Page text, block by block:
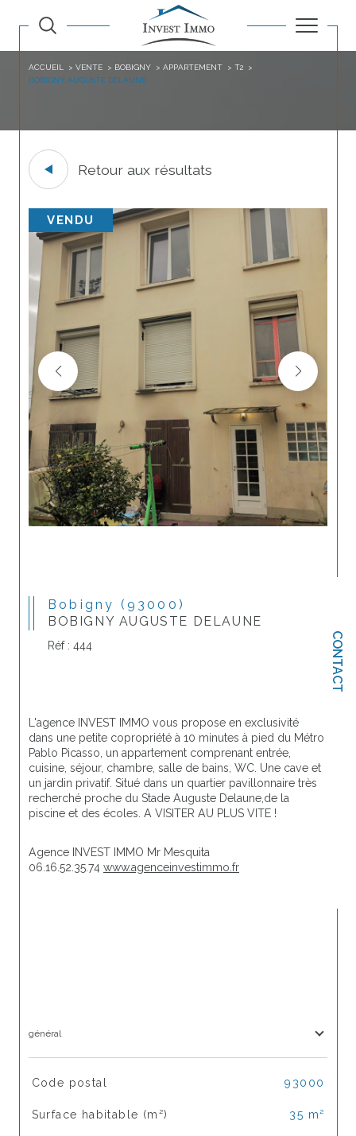
CONTACT
ACCUEIL VENTE BOBIGNY APPARTEMENT
T2
BOBIGNY AUGUSTE DELAUNE
Retour aux résultats
VENDU
Bobigny (93000)
BOBIGNY AUGUSTE DELAUNE
Réf : 444
L'agence INVEST IMMO vous propose en exclusivité
dans une petite copropriété à 10 minutes à pied du Métro
Pablo Picasso, un appartement comprenant entrée,
cuisine, séjour, chambre, salle de bains, WC. Une cave et
un jardin privatif. Situé dans un quartier pavillonnaire très
recherché proche du Stade Auguste Delaune,de la
piscine et des écoles. A VISITER AU PLUS VITE !
Agence INVEST IMMO Mr Mesquita
06.16.52.35.74 www.agenceinvestimmo.fr
général
TRAD_SIROCCO_Caracteristique
Code postal 93000
Surface habitable (m²) 35 m²